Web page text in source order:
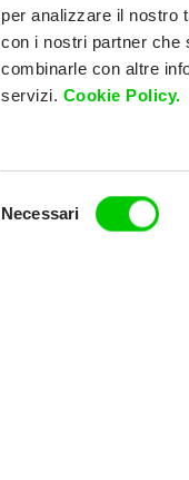
per analizzare il nostro
con i nostri partner che
combinarle con altre
servizi. Cookie Policy.
Necessari